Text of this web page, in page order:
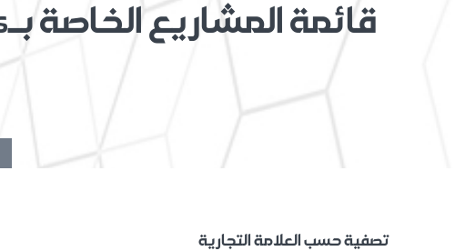
قائمة المشاريع الخاصة بـ
تصفية حسب العلامة التجارية